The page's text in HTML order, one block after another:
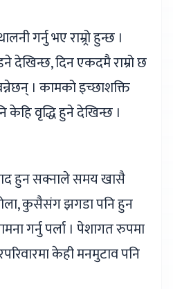
गर्नु भए राम्र्रो हुन्छ ।
देखिन्छ, दिन एकदमै राम्रो छ
। कामको इच्छाशक्ति
केहि वृद्धि हुने देखिन्छ ।
हुन सक्नाले समय खासै
कुसैसंग झगडा पनि हुन
गर्नु पर्ला । पेशागत रुपमा
केही मनमुटाव पनि